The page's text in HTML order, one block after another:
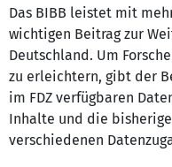
Das BIBB leistet mit
wichtigen Beitrag zur
Deutschland. Um
zu erleichtern, gibt der
im FDZ verfügbaren
Inhalte und die
verschiedenen